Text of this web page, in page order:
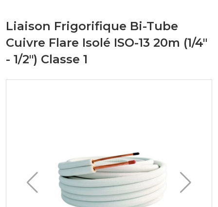
Liaison Frigorifique Bi-Tube
Cuivre Flare Isolé ISO-13 20m (1/4"
- 1/2") Classe 1